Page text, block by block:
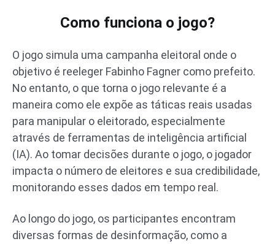
Como funciona o jogo?
O jogo simula uma campanha eleitoral onde o
objetivo é reeleger Fabinho Fagner como prefeito.
No entanto, o que torna o jogo relevante é a
maneira como ele expõe as táticas reais usadas
para manipular o eleitorado, especialmente
através de ferramentas de inteligência artificial
(IA). Ao tomar decisões durante o jogo, o jogador
impacta o número de eleitores e sua credibilidade,
monitorando esses dados em tempo real.
Ao longo do jogo, os participantes encontram
diversas formas de desinformação, como a